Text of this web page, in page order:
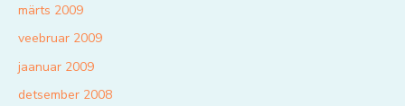
märts 2009
veebruar 2009
jaanuar 2009
detsember 2008